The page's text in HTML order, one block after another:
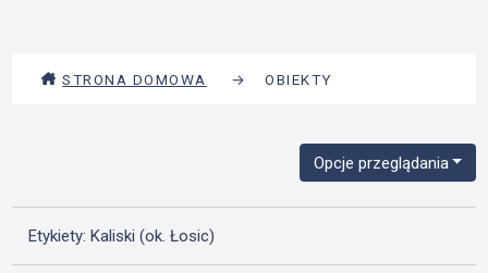
STRONA DOMOWA → OBIEKTY
Opcje przeglądania
Etykiety: Kaliski (ok. Łosic)